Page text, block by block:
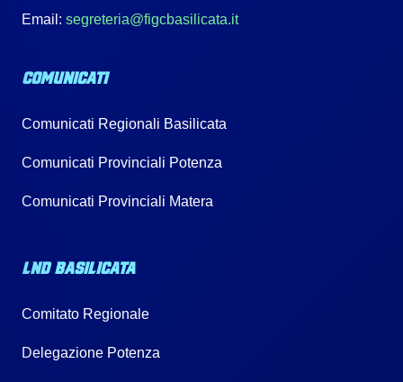
Email: segreteria@figcbasilicata.it
COMUNICATI
Comunicati Regionali Basilicata
Comunicati Provinciali Potenza
Comunicati Provinciali Matera
LND BASILICATA
Comitato Regionale
Delegazione Potenza